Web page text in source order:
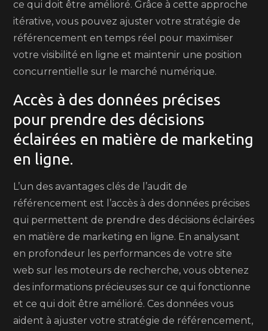
ce qui doit être amélioré. Grâce à cette approche
itérative, vous pouvez ajuster votre stratégie de
référencement en temps réel pour maximiser
votre visibilité en ligne et maintenir une position
concurrentielle sur le marché numérique.
Accès à des données précises
pour prendre des décisions
éclairées en matière de marketing
en ligne.
L’un des avantages clés de l’audit de
référencement est l’accès à des données précises
qui permettent de prendre des décisions éclairées
en matière de marketing en ligne. En analysant
en profondeur les performances de votre site
web sur les moteurs de recherche, vous obtenez
des informations précieuses sur ce qui fonctionne
et ce qui doit être amélioré. Ces données vous
aident à ajuster votre stratégie de référencement,